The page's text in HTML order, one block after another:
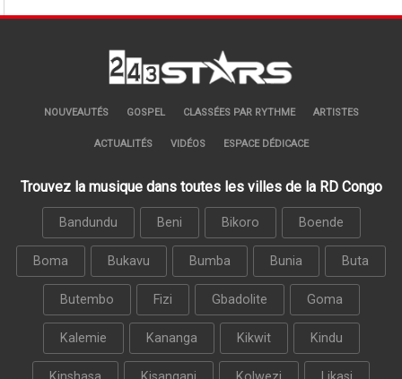
NOUVEAUTÉS GOSPEL CLASSÉES PAR RYTHME ARTISTES
ACTUALITÉS VIDÉOS ESPACE DÉDICACE
Trouvez la musique dans toutes les villes de la RD Congo
Bandundu Beni Bikoro Boende
Boma Bukavu Bumba Bunia Buta
Butembo Fizi Gbadolite Goma
Kalemie Kananga Kikwit Kindu